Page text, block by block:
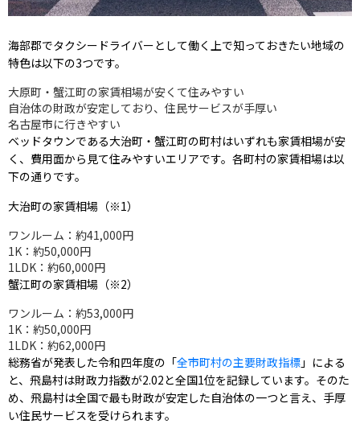
海部郡でタクシードライバーとして働く上で知っておきたい地域の
特色は以下の3つです。
大原町・蟹江町の家賃相場が安くて住みやすい
自治体の財政が安定しており、住民サービスが手厚い
名古屋市に行きやすい
ベッドタウンである大治町・蟹江町の町村はいずれも家賃相場が安
く、費用面から見て住みやすいエリアです。各町村の家賃相場は以
下の通りです。
大治町の家賃相場（※1）
ワンルーム：約41,000円
1K：約50,000円
1LDK：約60,000円
蟹江町の家賃相場（※2）
ワンルーム：約53,000円
1K：約50,000円
1LDK：約62,000円
総務省が発表した令和四年度の「全市町村の主要財政指標 」による
と、飛島村は財政力指数が2.02と全国1位を記録しています。そのた
め、飛島村は全国で最も財政が安定した自治体の一つと言え、手厚
い住民サービスを受けられます。